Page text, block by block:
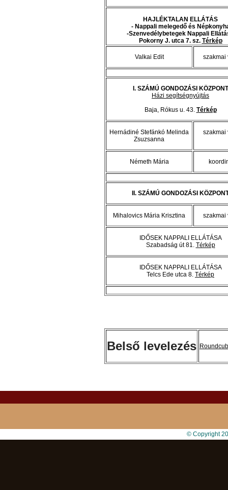
HAJLÉKTALAN ELLÁTÁS
- Nappali melegedő és
-Szenvedélybetegek Nappali
Pokorny J. utca 7. sz. Térkép
Valkai Edit szakmai
I. SZÁMÚ GONDOZÁSI KÖZPONT
Házi segítségnyújtás
Baja, Rókus u. 43. Térkép
Hernádiné Stefánkó Melinda
Zsuzsanna
szakmai
Németh Mária
II. SZÁMÚ GONDOZÁSI
Mihalovics Mária Krisztina szakmai
IDŐSEK NAPPALI ELLÁTÁSA
Szabadság út 81. Térkép
IDŐSEK NAPPALI ELLÁTÁSA
Telcs Ede utca 8. Térkép
Belső levelezés
© Copyright